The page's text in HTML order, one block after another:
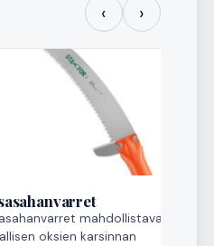
‹ ›
mahdollistavat
oksien karsinnan